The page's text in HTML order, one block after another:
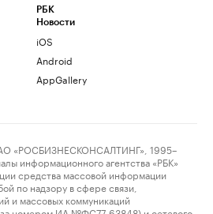
РБК
Новости
iOS
Android
AppGallery
«РОСБИЗНЕСКОНСАЛТИНГ», 1995–
информационного агентства «РБК»
средства массовой информации
по надзору в сфере связи,
и массовых коммуникаций